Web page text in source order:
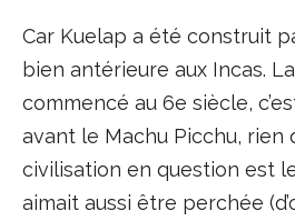
Car Kuelap a été construit
bien antérieure aux Incas.
commencé au 6e siècle,
avant le Machu Picchu, rien
civilisation en question est
aimait aussi être perchée